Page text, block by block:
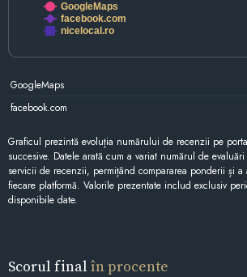
GoogleMaps
facebook.com
nicelocal.ro
GoogleMaps
facebook.com
Graficul prezintă evoluția numărului de recenzii pe
succesive. Datele arată cum a variat numărul de
servicii de recenzii, permițând compararea ponderii și
fiecare platformă. Valorile prezentate includ exclusiv
disponibile date.
Scorul final în procente